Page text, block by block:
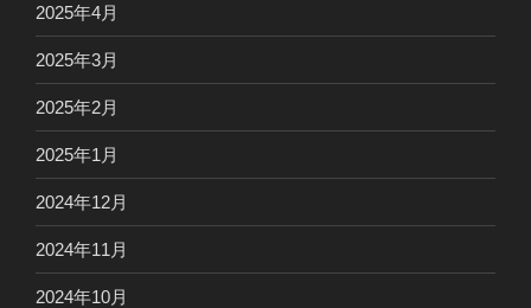
2025年4月
2025年3月
2025年2月
2025年1月
2024年12月
2024年11月
2024年10月